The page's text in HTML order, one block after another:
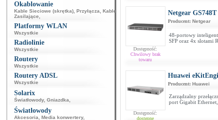
Okablowanie
Kable Sieciowe (skrętka) Przyłącza
Kable
Zasilające
Platformy WLAN
Wszystkie
Radiolinie
Wszystkie
Routery
Wszystkie
Routery ADSL
Wszystkie
Solarix
Światłowody, Gniazdka
Światłowody
Akcesoria Media konwertery,
Dostępność:
Chwilowy brak
towaru
Netgear
Producent: Netgear
48-portowy
SFP oraz 4x slotami
Dostępność:
dostępne
Huawei
Producent: Huawei
Zarządzalny
port Gigabit